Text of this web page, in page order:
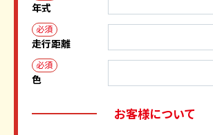
年式
必須
走行距離
必須
色
お客様について